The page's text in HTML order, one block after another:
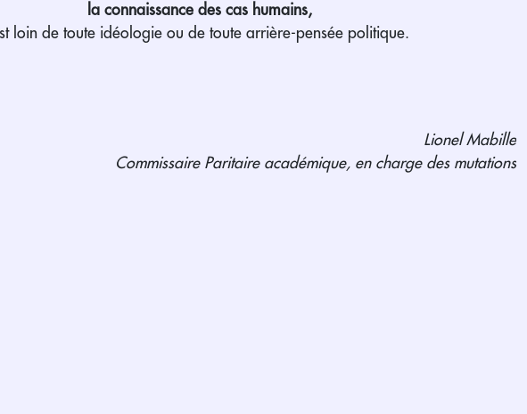
la connaissance des cas humains,
loin de toute idéologie ou de toute arrière-pensée politique.
Lionel Mabille
Commissaire Paritaire académique, en charge des mutations